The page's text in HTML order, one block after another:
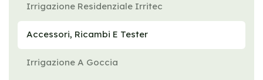
Irrigazione Residenziale Irritec
Accessori, Ricambi E Tester
Irrigazione A Goccia